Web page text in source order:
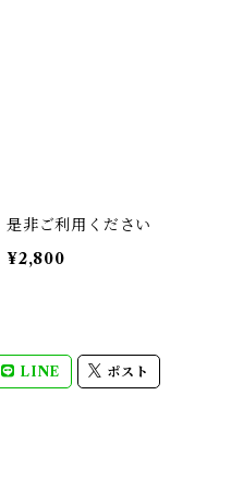
是非ご利用ください
¥2,800
LINE ポスト